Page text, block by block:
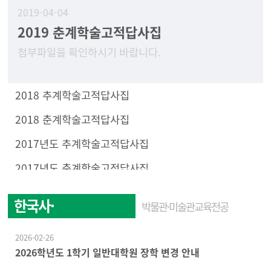
2019-04-04
2019 춘계학술고적답사집
첨부파일을 확인하시기 바랍니다.
2018 추계학술고적답사집
2018 춘계학술고적답사집
2017년도 추계학술고적답사집
2017년도 춘계학술고적답사집
한국사·
박물관·미술관교육전공
2026-02-26
2026학년도 1학기 일반대학원 장학 변경 안내